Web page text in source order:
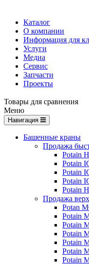
Каталог
О компании
Информация для
Услуги
Медиа
Сервис
Запчасти
Проекты
Товары для сравнения
Меню
Навигация
Башенные краны
Продажа
Potain
Potain
Potain
Potain
Potain
Продажа
Potan
Potain
Potain
Potain
Potain
Potain
Potain